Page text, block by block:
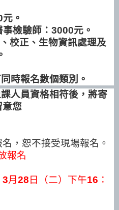
元。
事檢驗師： 3000元。
校正、生物資訊處理及
時報名數個類別。
人員資格相符後，將寄
意您
，恕不接受現場報名。
報名
3月 28日（二）下午16 ：